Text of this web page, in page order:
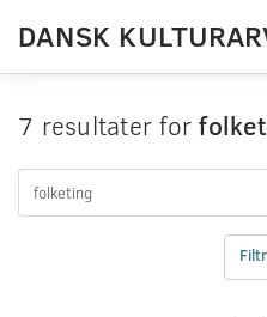
DANSK
7 resultater for